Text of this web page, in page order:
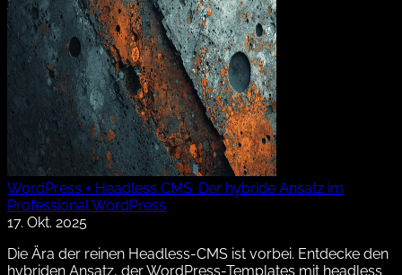
WordPress + Headless CMS: Der hybride Ansatz im
Professional WordPress
17. Okt. 2025
Die Ära der reinen Headless-CMS ist vorbei. Entdecke den
hybriden Ansatz, der WordPress-Templates mit headless